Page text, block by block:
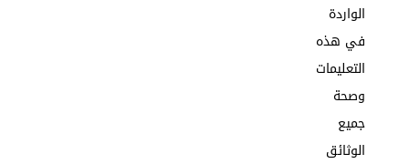
الواردة
في هذه
التعليمات
وصحة
جميع
الوثائق